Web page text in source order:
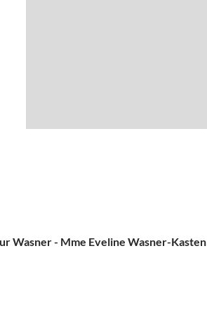
Wasner - Mme Eveline Wasner-Kasten